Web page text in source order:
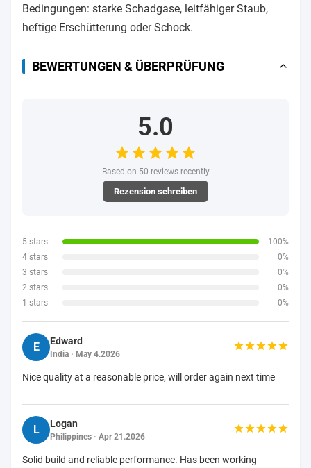
Bedingungen: starke Schadgase, leitfähiger Staub,
heftige Erschütterung oder Schock.
BEWERTUNGEN & ÜBERPRÜFUNG
5.0
Based on 50 reviews recently
Rezension schreiben
5 stars
100%
4 stars
0%
3 stars
0%
2 stars
0%
1 stars
0%
E Edward
India · May 4.2026
Nice quality at a reasonable price, will order again next time
L Logan
Philippines · Apr 21.2026
Solid build and reliable performance. Has been working